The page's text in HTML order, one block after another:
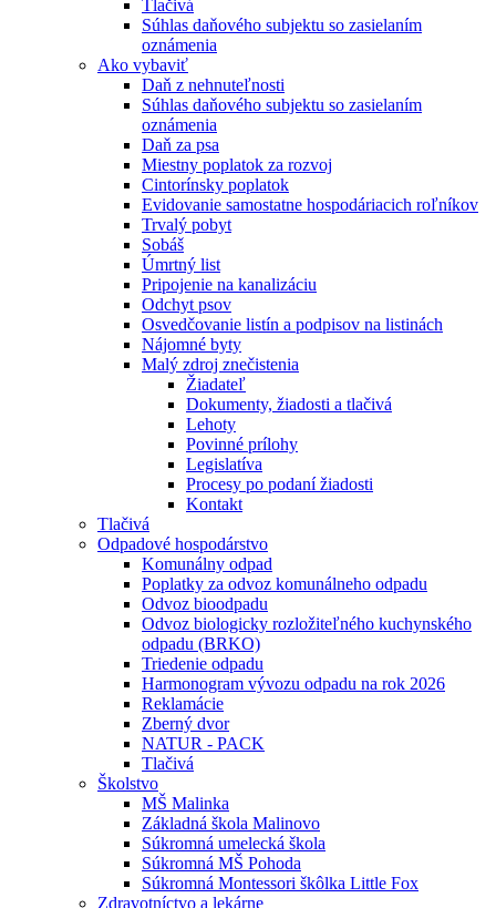
Tlačivá
Súhlas daňového subjektu so zasielaním
oznámenia
Ako vybaviť
Daň z nehnuteľnosti
Súhlas daňového subjektu so zasielaním
oznámenia
Daň za psa
Miestny poplatok za rozvoj
Cintorínsky poplatok
Evidovanie samostatne hospodáriacich roľníkov
Trvalý pobyt
Sobáš
Úmrtný list
Pripojenie na kanalizáciu
Odchyt psov
Osvedčovanie listín a podpisov na listinách
Nájomné byty
Malý zdroj znečistenia
Žiadateľ
Dokumenty, žiadosti a tlačivá
Lehoty
Povinné prílohy
Legislatíva
Procesy po podaní žiadosti
Kontakt
Tlačivá
Odpadové hospodárstvo
Komunálny odpad
Poplatky za odvoz komunálneho odpadu
Odvoz bioodpadu
Odvoz biologicky rozložiteľného kuchynského
odpadu (BRKO)
Triedenie odpadu
Harmonogram vývozu odpadu na rok 2026
Reklamácie
Zberný dvor
NATUR - PACK
Tlačivá
Školstvo
MŠ Malinka
Základná škola Malinovo
Súkromná umelecká škola
Súkromná MŠ Pohoda
Súkromná Montessori škôlka Little Fox
Zdravotníctvo a lekárne